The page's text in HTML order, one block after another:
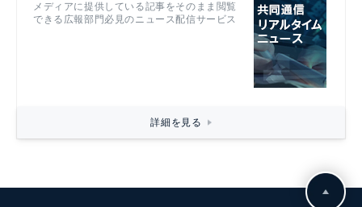
メディアに提供している記事をそのまま閲覧
できる広報部門必見のニュース配信サービス
詳細を見る